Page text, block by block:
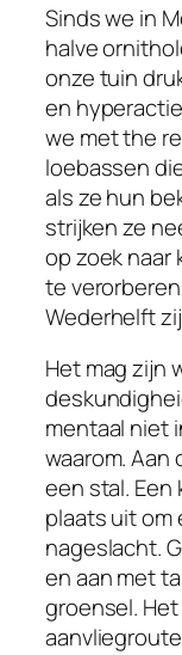
Sinds we in
halve
onze tuin
en
we met the
loebassen
als ze hun
strijken ze
op zoek naar
te
Wederhelft
Het mag zijn
mentaal niet
waarom.
een stal.
plaats uit om
nageslacht.
en aan met
groensel.